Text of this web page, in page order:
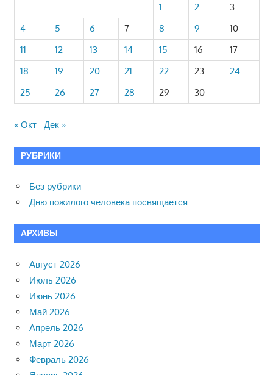
1 2
3
4
5 6 7 8 9
10
11
12 13 14 15 16
17
18
19 20 21 22 23
24
25
26 27 28 29 30
« Окт Дек »
РУБРИКИ
Без рубрики
Дню пожилого человека посвящается…
АРХИВЫ
Август 2026
Июль 2026
Июнь 2026
Май 2026
Апрель 2026
Март 2026
Февраль 2026